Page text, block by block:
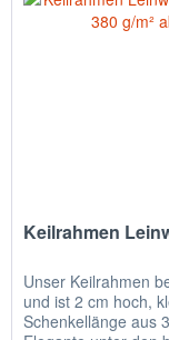
Keilrahmen
Unser Keilrahmen
und ist 2 cm hoch,
Schenkellänge aus